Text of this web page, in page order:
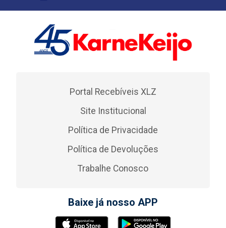
Portal Recebíveis XLZ
Site Institucional
Política de Privacidade
Política de Devoluções
Trabalhe Conosco
Baixe já nosso APP